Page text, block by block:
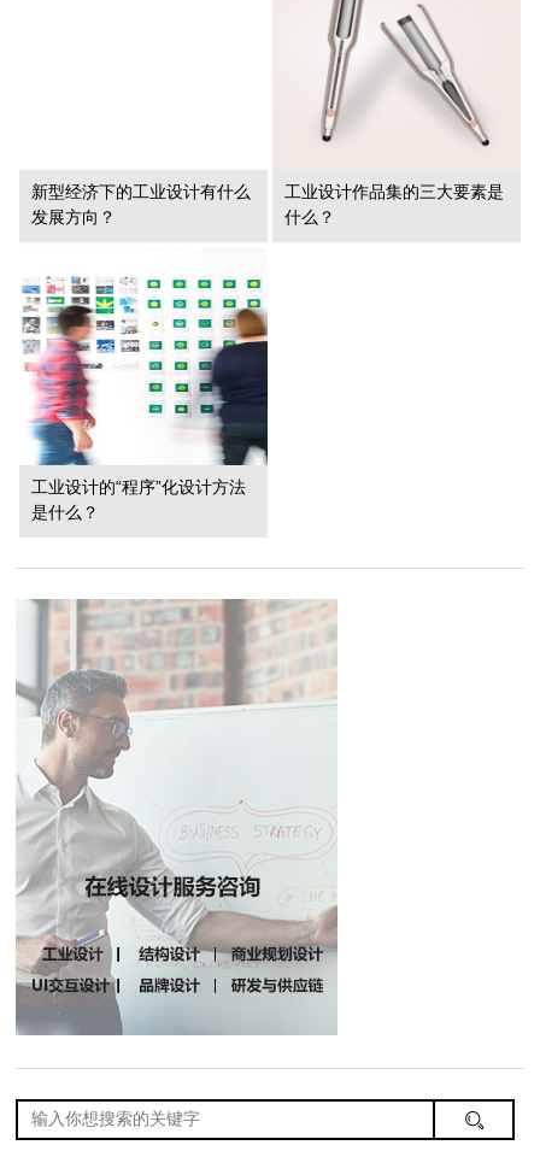
新型经济下的工业设计有什么
发展方向？
工业设计作品集的三大要素是
什么？
工业设计的“程序”化设计方法
是什么？